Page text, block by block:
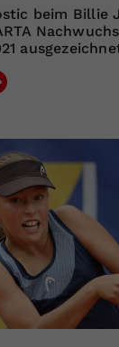
beim Billie